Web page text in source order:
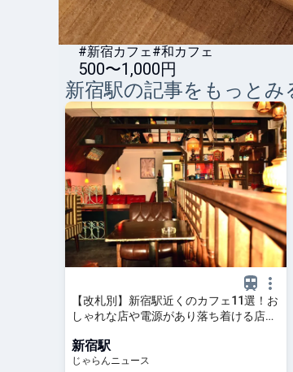
#新宿カフェ#和カフェ
500〜1,000円
新宿駅の記事をもっとみ
【改札別】新宿駅近くのカフェ11選！お
しゃれな店や電源があり落ち着ける店な
新宿駅
じゃらんニュース